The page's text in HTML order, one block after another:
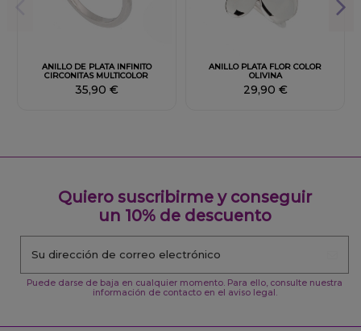
ANILLO DE PLATA INFINITO
CIRCONITAS MULTICOLOR
35,90 €
ANILLO PLATA FLOR COLOR
OLIVINA
29,90 €
Quiero suscribirme y conseguir
un 10% de descuento
Puede darse de baja en cualquier momento. Para ello, consulte nuestra
información de contacto en el aviso legal.